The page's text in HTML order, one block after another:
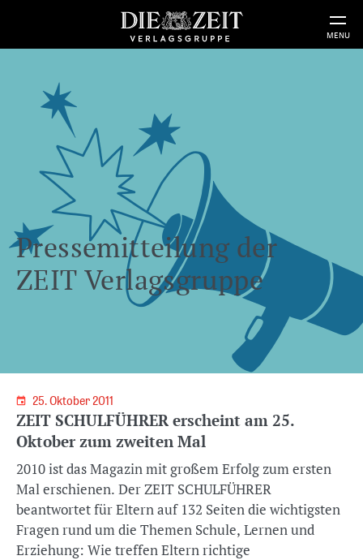
MENU
Pressemitteilung der
ZEIT Verlagsgruppe
25. Oktober 2011
ZEIT SCHULFÜHRER erscheint am 25.
Oktober zum zweiten Mal
2010 ist das Magazin mit großem Erfolg zum ersten
Mal erschienen. Der ZEIT SCHULFÜHRER
beantwortet für Eltern auf 132 Seiten die wichtigsten
Fragen rund um die Themen Schule, Lernen und
Erziehung: Wie treffen Eltern richtige